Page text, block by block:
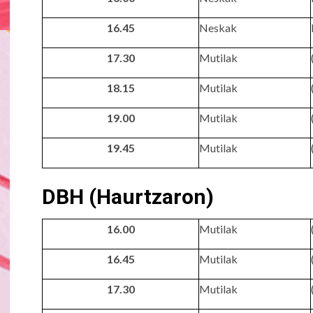
16.45 Neskak
17.30 Mutilak
18.15 Mutilak
19.00 Mutilak
19.45 Mutilak
DBH (Haurtzaron)
16.00 Mutilak
16.45 Mutilak
17.30 Mutilak